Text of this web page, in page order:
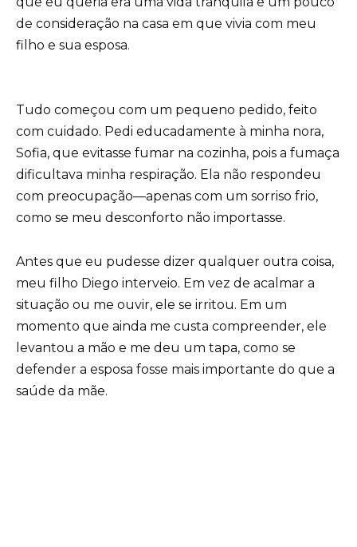
de consideração na casa em que vivia com meu
filho e sua esposa.
Tudo começou com um pequeno pedido, feito
com cuidado. Pedi educadamente à minha nora,
Sofia, que evitasse fumar na cozinha, pois a fumaça
dificultava minha respiração. Ela não respondeu
com preocupação—apenas com um sorriso frio,
como se meu desconforto não importasse.
Antes que eu pudesse dizer qualquer outra coisa,
meu filho Diego interveio. Em vez de acalmar a
situação ou me ouvir, ele se irritou. Em um
momento que ainda me custa compreender, ele
levantou a mão e me deu um tapa, como se
defender a esposa fosse mais importante do que a
saúde da mãe.